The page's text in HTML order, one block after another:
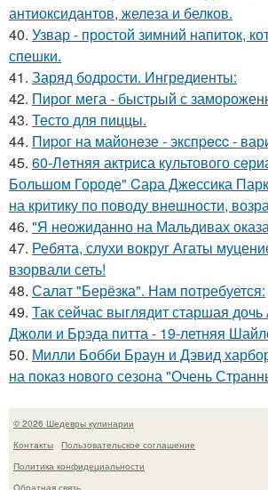
антиоксидантов, железа и белков.
40. Узвар - простой зимний напиток,
спешки.
41. Заряд бодрости. Ингредиенты:
42. Пирог мега - быстрый с
43. Тесто для пиццы.
44. Пиpoг на майонeзе - экспpecc -
45. 60-Лeтняя актриса культового
Большом Городe" Cара Джeссика
на критику по поводу внeшности,
46. "Я неожиданно на Мальдивах
47. Ребята, слухи вокруг Агаты
взорвали сеть!
48. Салат "Берёзка". Нам потребуется:
49. Так сейчас выглядит старшая
Джоли и Брэда питта - 19-летняя
50. Милли Бобби Браун и Дэвид
на показ нового сезона "Очень
© 2026 Шедевры кулинарии
Контакты
Пользовательское соглашение
Политика конфидециальности
Обратная связь